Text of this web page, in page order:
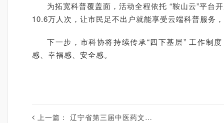
为拓宽科普覆盖面，活动全程依托 “鞍山云”平台
10.6万人次，让市民足不出户就能享受云端科普服务
下一步，市科协将持续传承“四下基层” 工作制
感、幸福感、安全感。
上一篇： 辽宁省第三届中医药文化夜市（东港站）启幕